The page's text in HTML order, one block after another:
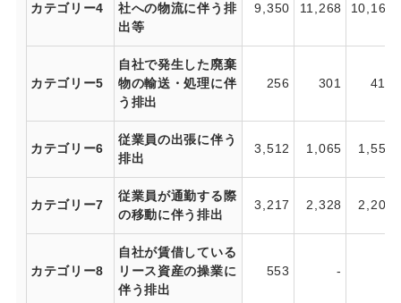
カテゴリー4
社への物流に伴う排
出等
9,350 11,268 10,163
カテゴリー5
自社で発生した廃棄
物の輸送・処理に伴
う排出
256 301 413
カテゴリー6
従業員の出張に伴う
排出
3,512 1,065 1,553
カテゴリー7
従業員が通勤する際
の移動に伴う排出
3,217 2,328 2,206
カテゴリー8
自社が賃借している
リース資産の操業に
伴う排出
553 -